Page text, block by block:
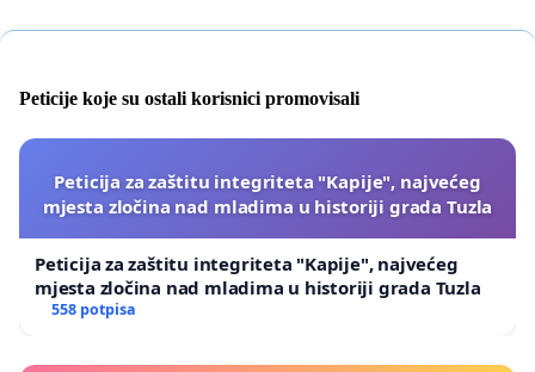
Peticije koje su ostali korisnici promovisali
Peticija za zaštitu integriteta "Kapije", najvećeg
mjesta zločina nad mladima u historiji grada Tuzla
Peticija za zaštitu integriteta "Kapije", najvećeg
mjesta zločina nad mladima u historiji grada Tuzla
558 potpisa